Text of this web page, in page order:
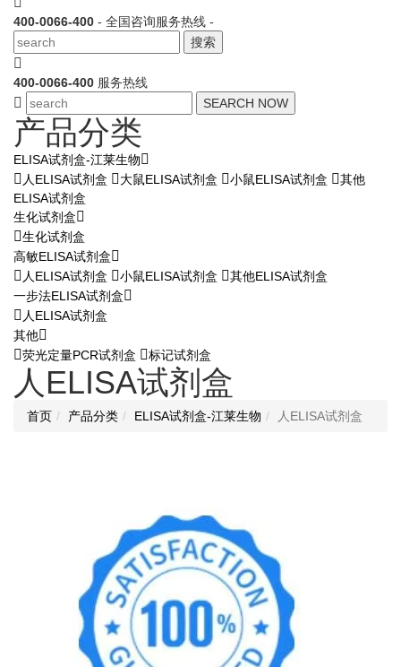
400-0066-400 - 全国咨询服务热线 -
搜索
400-0066-400 服务热线
SEARCH NOW
产品分类
ELISA试剂盒-江莱生物
人ELISA试剂盒
大鼠ELISA试剂盒 小鼠ELISA试剂盒
其他
ELISA试剂盒
生化试剂盒
生化试剂盒
高敏ELISA试剂盒
人ELISA试剂盒
小鼠ELISA试剂盒
其他ELISA试剂盒
一步法ELISA试剂盒
人ELISA试剂盒
其他
荧光定量PCR试剂盒
标记试剂盒
人ELISA试剂盒
首页 产品分类 ELISA试剂盒-江莱生物 人ELISA试剂盒